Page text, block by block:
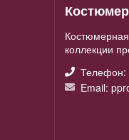
коллекции
Телефон:
Email: